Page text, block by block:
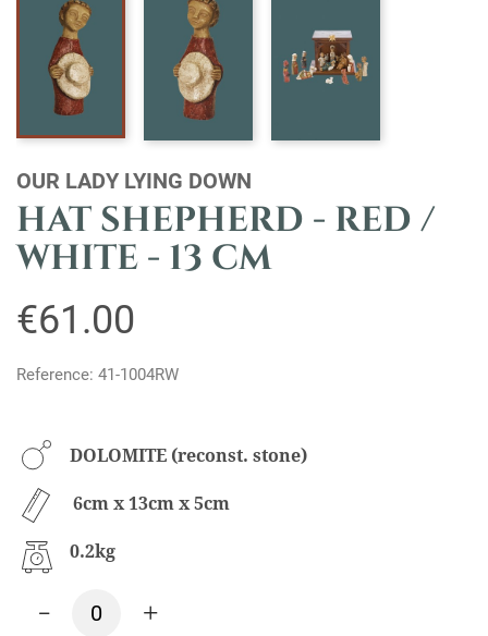
OUR LADY LYING DOWN
HAT SHEPHERD - RED /
WHITE - 13 CM
€61.00
Reference: 41-1004RW
DOLOMITE (reconst. stone)
6cm x 13cm x 5cm
0.2kg
- +